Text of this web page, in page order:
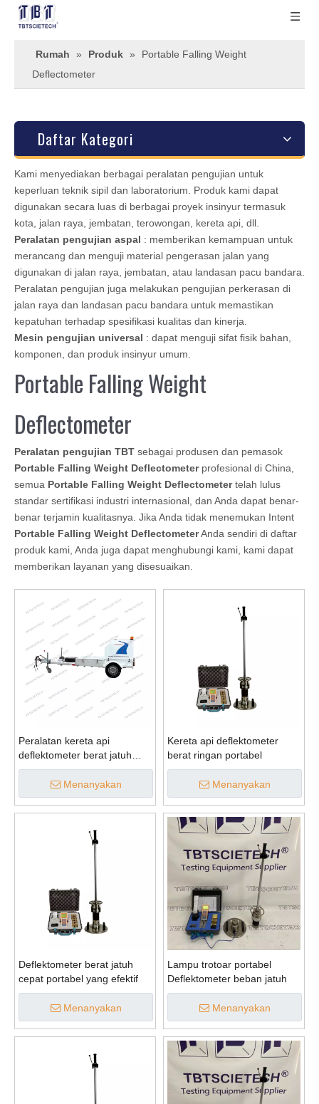
Rumah » Produk »
Portable Falling Weight
Deflectometer
Daftar Kategori
Kami menyediakan berbagai peralatan pengujian untuk
keperluan teknik sipil dan laboratorium. Produk kami dapat
digunakan secara luas di berbagai proyek insinyur termasuk
kota, jalan raya, jembatan, terowongan, kereta api, dll.
Peralatan pengujian aspal : memberikan kemampuan untuk
merancang dan menguji material pengerasan jalan yang
digunakan di jalan raya, jembatan, atau landasan pacu bandara.
Peralatan pengujian juga melakukan pengujian perkerasan di
jalan raya dan landasan pacu bandara untuk memastikan
kepatuhan terhadap spesifikasi kualitas dan kinerja.
Mesin pengujian universal : dapat menguji sifat fisik bahan,
komponen, dan produk insinyur umum.
Portable Falling Weight
Deflectometer
Peralatan pengujian TBT sebagai produsen dan pemasok
Portable Falling Weight Deflectometerprofesional di China,
semua Portable Falling Weight Deflectometertelah lulus
standar sertifikasi industri internasional, dan Anda dapat benar-
benar terjamin kualitasnya. Jika Anda tidak menemukan Intent
Portable Falling Weight DeflectometerAnda sendiri di daftar
produk kami, Anda juga dapat menghubungi kami, kami dapat
memberikan layanan yang disesuaikan.
Peralatan kereta api
deflektometer berat jatuh
portabel
Menanyakan
Kereta api deflektometer
berat ringan portabel
Menanyakan
Deflektometer berat jatuh
cepat portabel yang efektif
Menanyakan
Lampu trotoar portabel
Deflektometer beban jatuh
Menanyakan